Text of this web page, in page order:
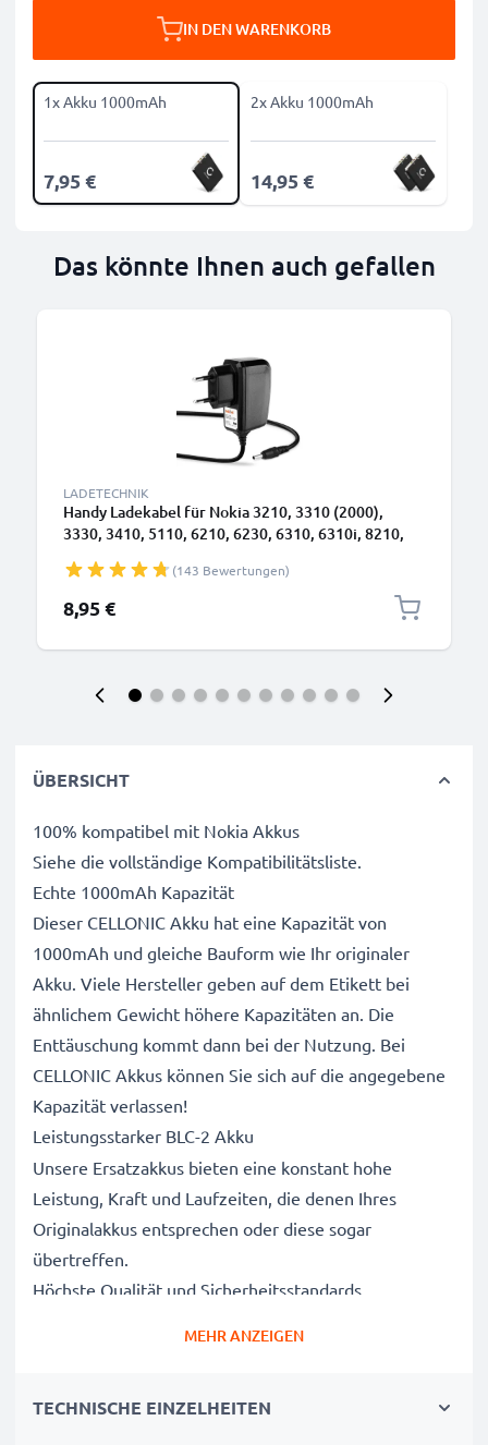
IN DEN WARENKORB
1x Akku 1000mAh
7,95 €
2x Akku 1000mAh
14,95 €
Das könnte Ihnen auch gefallen
LADETECHNIK
Handy Ladekabel für Nokia 3210, 3310 (2000),
3330, 3410, 5110, 6210, 6230, 6310, 6310i, 8210,
3.5mm Ladegerät 1.4m, Handyladekabel
(143 Bewertungen)
8,95 €
ÜBERSICHT
100% kompatibel mit Nokia Akkus
Siehe die vollständige Kompatibilitätsliste.
Echte 1000mAh Kapazität
Dieser CELLONIC Akku hat eine Kapazität von
1000mAh und gleiche Bauform wie Ihr originaler
Akku. Viele Hersteller geben auf dem Etikett bei
ähnlichem Gewicht höhere Kapazitäten an. Die
Enttäuschung kommt dann bei der Nutzung. Bei
CELLONIC Akkus können Sie sich auf die angegebene
Kapazität verlassen!
Leistungsstarker BLC-2 Akku
Unsere Ersatzakkus bieten eine konstant hohe
Leistung, Kraft und Laufzeiten, die denen Ihres
Originalakkus entsprechen oder diese sogar
übertreffen.
Höchste Qualität und Sicherheitsstandards
unterzogen und entsprechen den höchsten EU-
MEHR ANZEIGEN
TECHNISCHE EINZELHEITEN